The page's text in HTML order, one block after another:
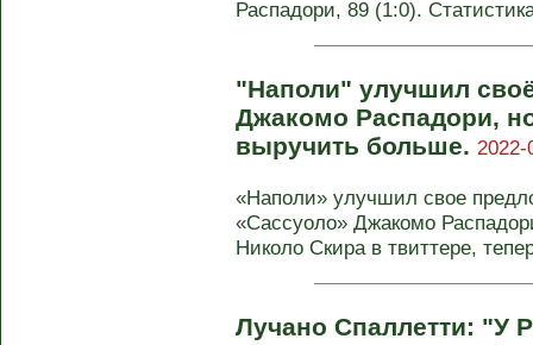
Распадори, 89 (1:0).
"Наполи" улучшил
Джакомо Распадори,
выручить больше. 2022-
«Наполи» улучшил свое
«Сассуоло» Джакомо
Николо Скира в твиттере,
Лучано Спаллетти: "У